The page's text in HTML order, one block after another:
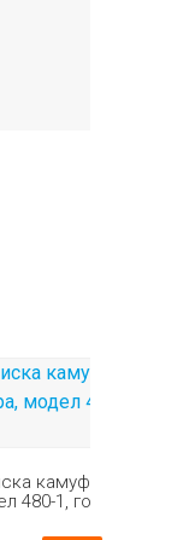
памук,
размер